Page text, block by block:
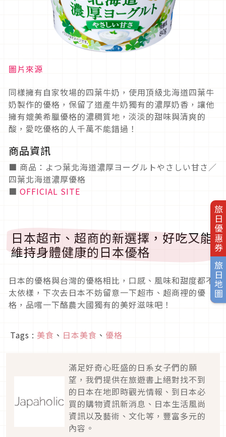
旅日優惠券
旅日地圖
圖片來源
同樣擁有自家牧場的四葉牛奶，使用頂級北海道四葉牛
奶製作的優格，保留了道產牛奶獨有的濃厚奶香，讓他
擁有媲美希臘優格的濃稠質地，淡淡的甜味與清爽的
酸，愛吃優格的人千萬不能錯過！
商品資訊
■ 商品：よつ葉北海道濃厚ヨーグルトやさしい甘さ／
四葉北海道濃厚優格
■ OFFICIAL SITE
日本超市、超商的新選擇，好吃又能
維持身體健康的日本優格
日本的優格與台灣的優格相比，口感、風味和甜度都不
太依樣，下次去日本不妨留意一下超市、超商裡的優
格，品嚐一下酪農大國獨有的美好滋味吧！
Tags : 美食 、 日本美食 、 優格
滿足好奇心旺盛的日系女子們的願
望，我們提供在旅遊書上絕對找不到
的日本在地即時觀光情報、到日本必
買的購物資訊新消息、日本生活風尚
資訊以及藝術、文化等，豐富多元的
內容。